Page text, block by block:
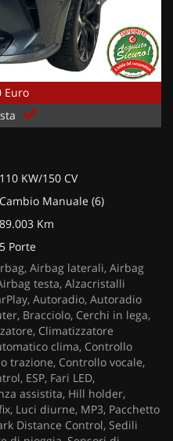
Euro
110 KW/150 CV
Cambio Manuale (6)
89.003 Km
5 Porte
Airbag laterali, Airbag
testa, Alzacristalli
Autoradio, Autoradio
Bracciolo, Cerchi in lega,
Climatizzatore
clima, Controllo
trazione, Controllo vocale,
ESP, Fari LED,
assistita, Hill holder,
Luci diurne, MP3, Pacchetto
Distance Control, Sedili